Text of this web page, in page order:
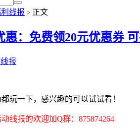
线报 > 正文
惠：免费领20元优惠券
报
玩一下，感兴趣的可以试试看！
线报的欢迎加Q群：875874264